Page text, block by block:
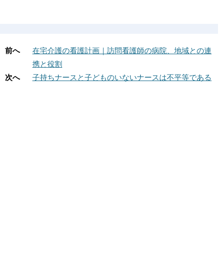
前へ
在宅介護の看護計画｜訪問看護師の病院、地域との連
携と役割
次へ
子持ちナースと子どものいないナースは不平等である